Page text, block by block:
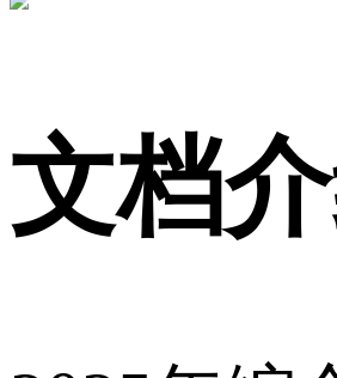
文档